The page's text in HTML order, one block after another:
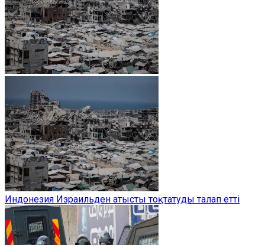
Индонезия Израильден атысты тоқтатуды талап етті